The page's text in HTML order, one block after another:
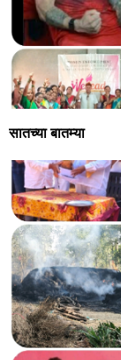
सातच्या बातम्या